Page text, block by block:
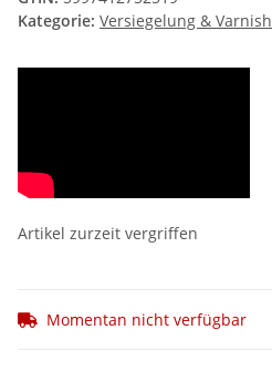
Kategorie: Versiegelung & Varnish
Artikel zurzeit vergriffen
Momentan nicht verfügbar